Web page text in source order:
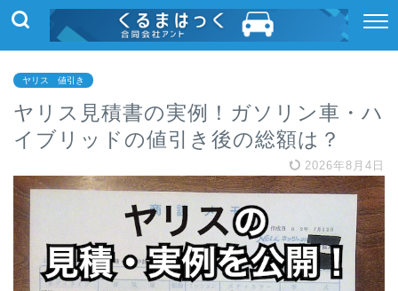
ヤリス 値引き
ヤリス見積書の実例！ガソリン車・ハ
イブリッドの値引き後の総額は？
2026年8月4日